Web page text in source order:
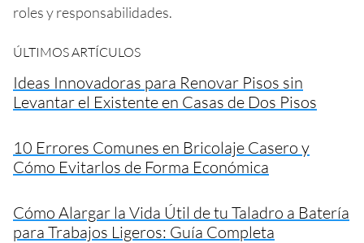
roles y responsabilidades.
ÚLTIMOS ARTÍCULOS
Ideas Innovadoras para Renovar Pisos sin
Levantar el Existente en Casas de Dos Pisos
10 Errores Comunes en Bricolaje Casero y
Cómo Evitarlos de Forma Económica
Cómo Alargar la Vida Útil de tu Taladro a Batería
para Trabajos Ligeros: Guía Completa